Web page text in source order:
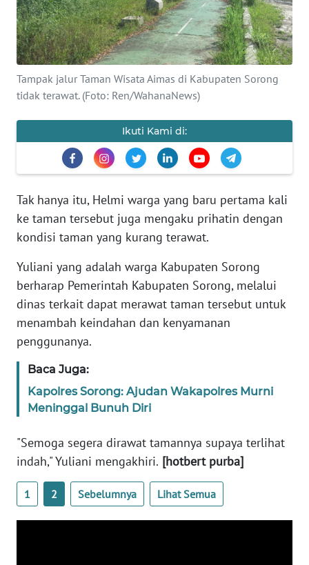
Tampak jalur Taman Wisata Aimas di Kabupaten Sorong
tidak terawat. (Foto: Ren/WahanaNews)
Ikuti Kami di:
Tak hanya itu, Helmi warga yang baru pertama kali
ke taman tersebut juga mengaku prihatin dengan
kondisi taman yang kurang terawat.
Yuliani yang adalah warga Kabupaten Sorong
berharap Pemerintah Kabupaten Sorong, melalui
dinas terkait dapat merawat taman tersebut untuk
menambah keindahan dan kenyamanan
penggunanya.
Baca Juga:
Kapolres Sorong: Ajudan Wakapolres Murni
Meninggal Bunuh Diri
"Semoga segera dirawat tamannya supaya terlihat
indah," Yuliani mengakhiri. [hotbert purba]
1 2 Sebelumnya Lihat Semua
BERITA
KONTAK
KAMI
INFO
TENTANG
PEDOMAN
SIBER
REDAKSI
KARIR
Wahana
Regional
SUMUT
WN
JAKARTA